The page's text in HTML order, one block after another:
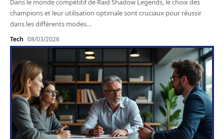
Dans le monde compétitif de Raid Shadow Legends, le choix des
champions et leur utilisation optimale sont cruciaux pour réussir
dans les différents modes…
Tech 08/03/2026